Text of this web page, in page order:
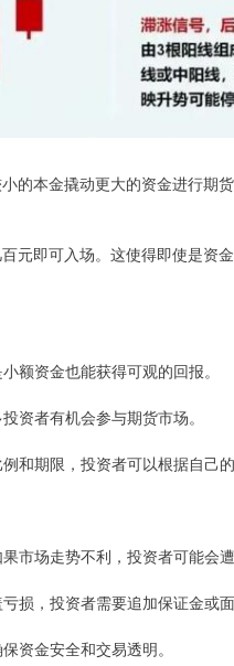
的本金撬动更大的资金进行期
元即可入场。这使得即使是资
额资金也能获得可观的回报。
资者有机会参与期货市场。
和期限，投资者可以根据自己
市场走势不利，投资者可能会
损，投资者需要追加保证金或面
资金安全和交易透明。